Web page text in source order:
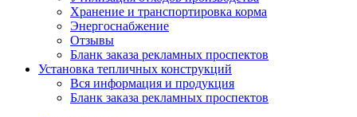
Хранение и транспортировка корма
Энергоснабжение
Отзывы
Бланк заказа рекламных проспектов
Установка тепличных конструкций
Вся информация и продукция
Бланк заказа рекламных проспектов